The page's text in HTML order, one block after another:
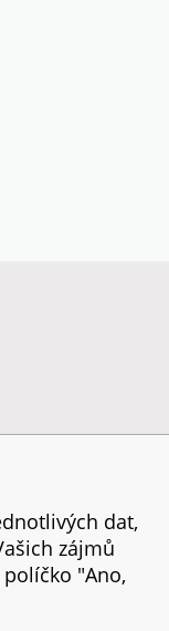
Eshopy
dat,
zájmů
"Ano,